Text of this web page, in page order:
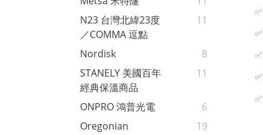
N23 台灣北緯23度
／COMMA 逗點
11
Nordisk
8
STANELY 美國百年
經典保溫商品
11
ONPRO 鴻普光電
6
Oregonian
19
✅
✅
✅
✅
✅